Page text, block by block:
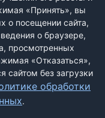
«Принять», вы
о посещении сайта,
о браузере,
просмотренных
«Отказаться»,
сайтом без загрузки
обработки
.